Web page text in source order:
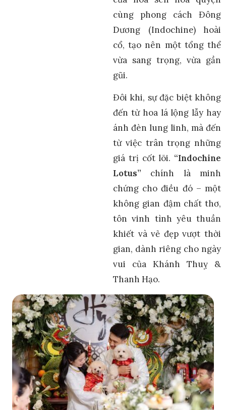
cùng phong cách Đông
Dương (Indochine) hoài
cổ, tạo nên một tổng thể
vừa sang trọng, vừa gần
gũi.
Đôi khi, sự đặc biệt không
đến từ hoa lá lộng lẫy hay
ánh đèn lung linh, mà đến
từ việc trân trọng những
giá trị cốt lõi. “Indochine
Lotus” chính là minh
chứng cho điều đó – một
không gian đậm chất thơ,
tôn vinh tình yêu thuần
khiết và vẻ đẹp vượt thời
gian, dành riêng cho ngày
vui của Khánh Thuỵ &
Thanh Hạo.